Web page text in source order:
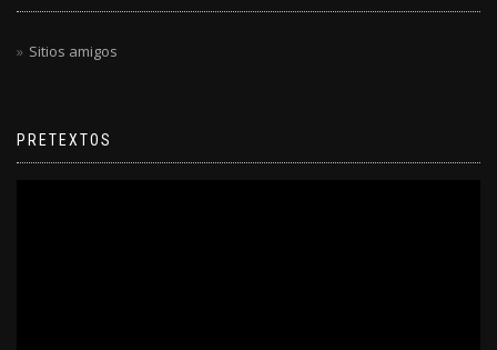
Sitios amigos
PRETEXTOS